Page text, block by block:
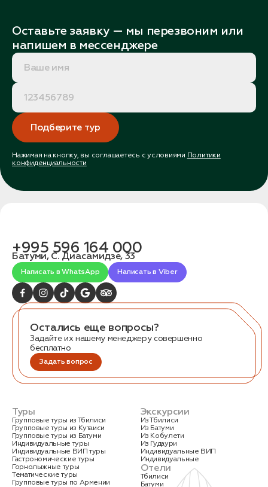
Оставьте заявку — мы перезвоним или
напишем в мессенджере
Подберите тур
Нажимая на кнопку, вы соглашаетесь с условиями Политики
конфиденциальности
+995 596 164 000
Батуми, С. Диасамидзе, 33
Написать в WhatsApp Написать в Viber
Остались еще вопросы?
Задайте их нашему менеджеру совершенно
бесплатно
Задать вопрос
Туры
Групповые туры из Тбилиси
Групповые туры из Кутаиси
Групповые туры из Батуми
Индивидуальные туры
Индивидуальные ВИП туры
Гастрономические туры
Горнолыжные туры
Тематические туры
Групповые туры по Армении
Экскурсии
Из Тбилиси
Из Батуми
Из Кобулети
Из Гудаури
Индивидуальные ВИП
Индивидуальные
Отели
Тбилиси
Батуми